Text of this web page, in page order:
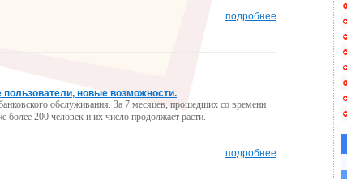
подробнее
новые возможности.
обслуживания. За 7 месяцев, прошедших со времени
200 человек и их число продолжает расти.
подробнее